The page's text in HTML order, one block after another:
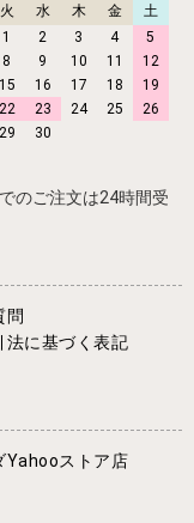
火 水 木 金
土
1
2 3 4
5
8 9 10 11
12
15 16 17 18
19
22 23 24 25
26
29 30
のご注文は24時間受
問
法に基づく表記
Yahooストア店